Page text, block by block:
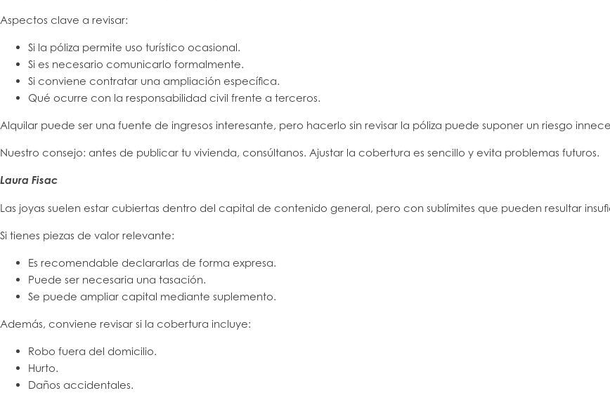
Aspectos clave a revisar:
Si la póliza permite uso turístico ocasional.
Si es necesario comunicarlo formalmente.
Si conviene contratar una ampliación específica.
Qué ocurre con la responsabilidad civil frente a terceros.
Alquilar puede ser una fuente de ingresos interesante, pero hacerlo sin revisar la póliza puede suponer un riesgo
Nuestro consejo: antes de publicar tu vivienda, consúltanos. Ajustar la cobertura es sencillo y evita problemas futuros.
Laura Fisac
Las joyas suelen estar cubiertas dentro del capital de contenido general, pero con sublímites que pueden resultar
Si tienes piezas de valor relevante:
Es recomendable declararlas de forma expresa.
Puede ser necesaria una tasación.
Se puede ampliar capital mediante suplemento.
Además, conviene revisar si la cobertura incluye:
Robo fuera del domicilio.
Hurto.
Daños accidentales.